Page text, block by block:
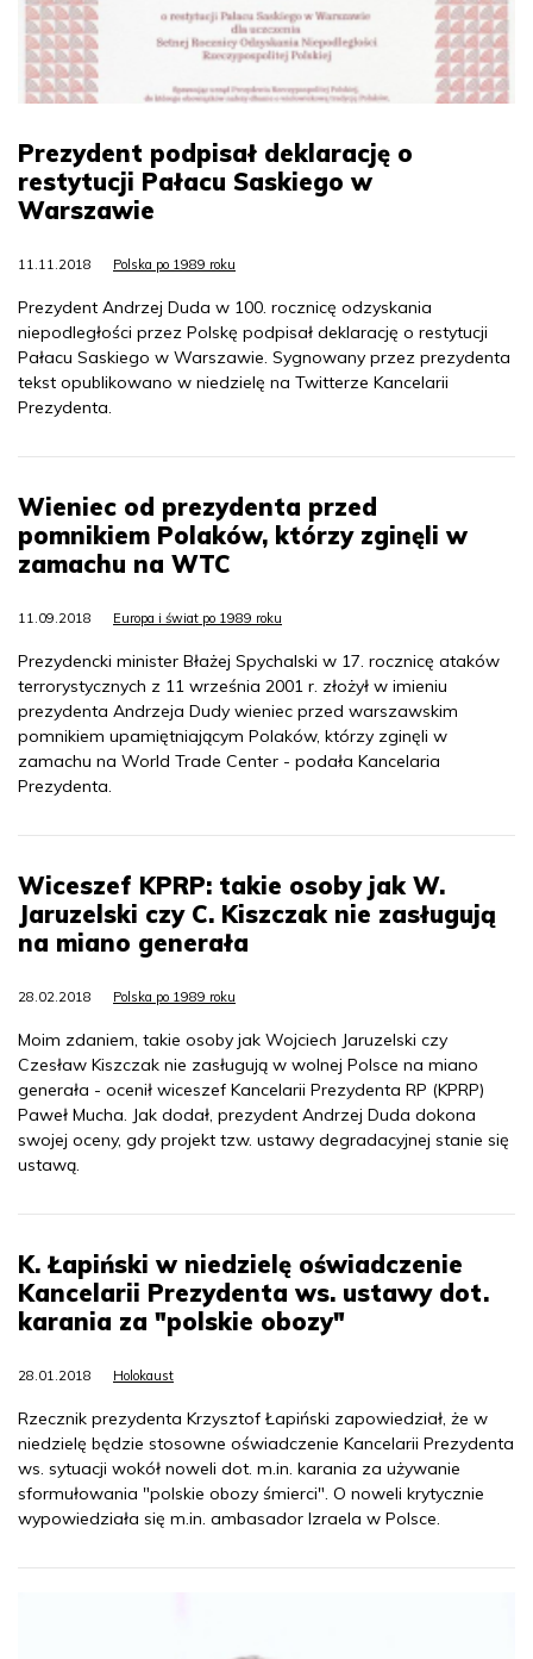
Prezydent podpisał deklarację o
restytucji Pałacu Saskiego w
Warszawie
11.11.2018 Polska po 1989 roku
Prezydent Andrzej Duda w 100. rocznicę odzyskania
niepodległości przez Polskę podpisał deklarację o restytucji
Pałacu Saskiego w Warszawie. Sygnowany przez prezydenta
tekst opublikowano w niedzielę na Twitterze Kancelarii
Prezydenta.
Wieniec od prezydenta przed
pomnikiem Polaków, którzy zginęli w
zamachu na WTC
11.09.2018 Europa i świat po 1989 roku
Prezydencki minister Błażej Spychalski w 17. rocznicę ataków
terrorystycznych z 11 września 2001 r. złożył w imieniu
prezydenta Andrzeja Dudy wieniec przed warszawskim
pomnikiem upamiętniającym Polaków, którzy zginęli w
zamachu na World Trade Center - podała Kancelaria
Prezydenta.
Wiceszef KPRP: takie osoby jak W.
Jaruzelski czy C. Kiszczak nie zasługują
na miano generała
28.02.2018 Polska po 1989 roku
Moim zdaniem, takie osoby jak Wojciech Jaruzelski czy
Czesław Kiszczak nie zasługują w wolnej Polsce na miano
generała - ocenił wiceszef Kancelarii Prezydenta RP (KPRP)
Paweł Mucha. Jak dodał, prezydent Andrzej Duda dokona
swojej oceny, gdy projekt tzw. ustawy degradacyjnej stanie się
ustawą.
K. Łapiński w niedzielę oświadczenie
Kancelarii Prezydenta ws. ustawy dot.
karania za "polskie obozy"
28.01.2018 Holokaust
Rzecznik prezydenta Krzysztof Łapiński zapowiedział, że w
niedzielę będzie stosowne oświadczenie Kancelarii Prezydenta
ws. sytuacji wokół noweli dot. m.in. karania za używanie
sformułowania "polskie obozy śmierci". O noweli krytycznie
wypowiedziała się m.in. ambasador Izraela w Polsce.